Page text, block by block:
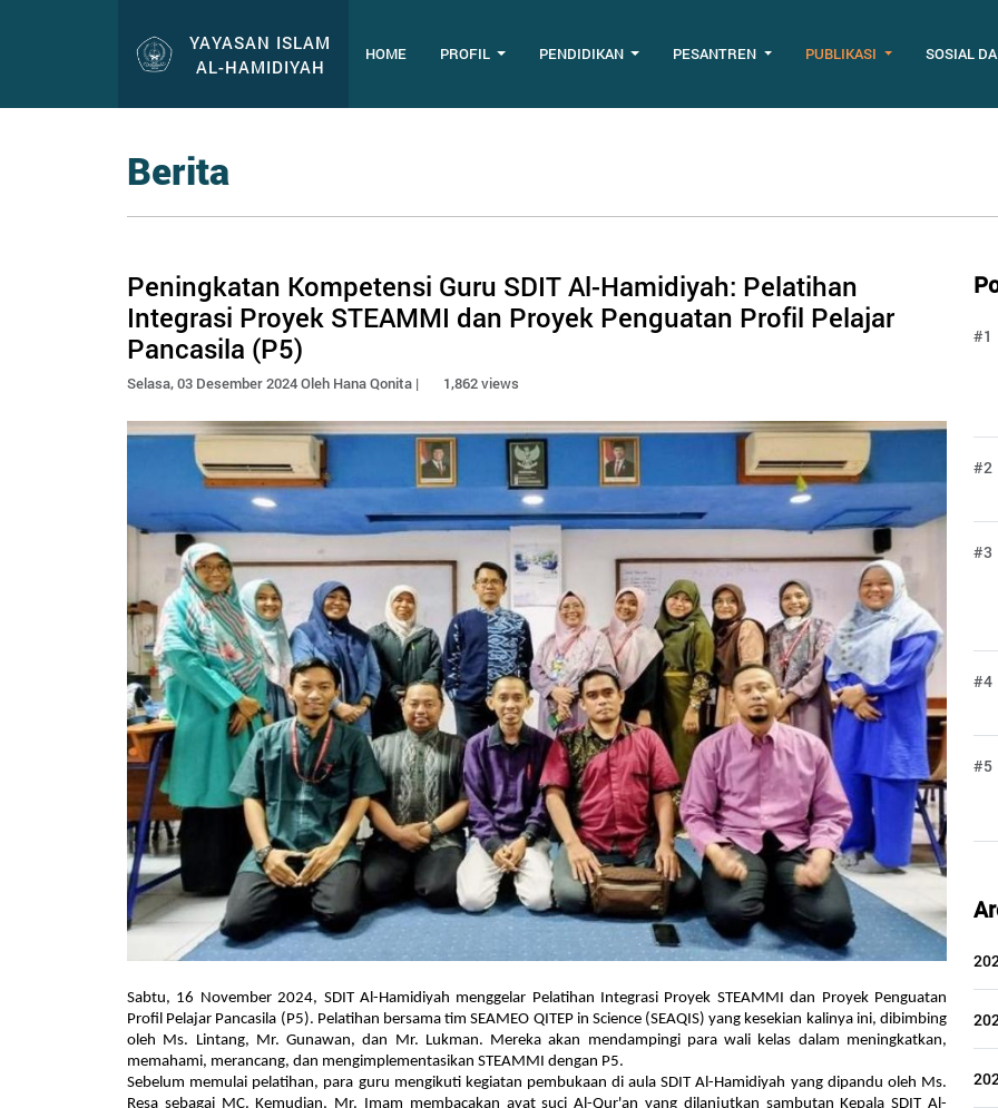
YAYASAN ISLAM
AL-HAMIDIYAH
HOME PROFIL PENDIDIKAN PESANTREN PUBLIKASI SOSIAL
Berita
Peningkatan Kompetensi Guru SDIT Al-Hamidiyah: Pelatihan
Integrasi Proyek STEAMMI dan Proyek Penguatan Profil Pelajar
Pancasila (P5)
Selasa, 03 Desember 2024 Oleh Hana Qonita | 1,862 views
Sabtu, 16 November 2024, SDIT Al-Hamidiyah menggelar Pelatihan Integrasi Proyek STEAMMI dan Proyek Penguatan
Profil Pelajar Pancasila (P5). Pelatihan bersama tim SEAMEO QITEP in Science (SEAQIS) yang kesekian kalinya ini, dibimbing
oleh Ms. Lintang, Mr. Gunawan, dan Mr. Lukman. Mereka akan mendampingi para wali kelas dalam meningkatkan,
memahami, merancang, dan mengimplementasikan STEAMMI dengan P5.
Sebelum memulai pelatihan, para guru mengikuti kegiatan pembukaan di aula SDIT Al-Hamidiyah yang dipandu oleh Ms.
Resa sebagai MC. Kemudian, Mr. Imam membacakan ayat suci Al-Qur'an yang dilanjutkan sambutan Kepala SDIT Al-
#1
#2
#3
#4
#5